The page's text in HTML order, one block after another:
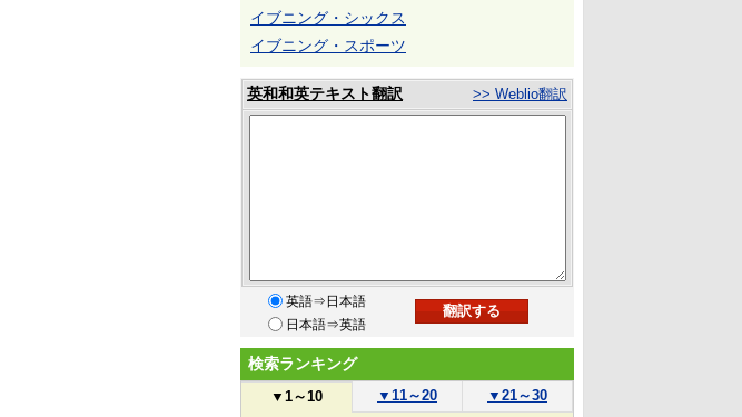
イブニング・シックス
イブニング・スポーツ
英和和英テキスト翻訳 >> Weblio翻訳
英語⇒日本語
日本語⇒英語
検索ランキング
▼ 1～10 ▼ 11～20 ▼ 21～30